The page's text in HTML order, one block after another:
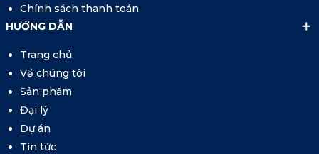
Chính sách thanh toán
HƯỚNG DẪN
Trang chủ
Về chúng tôi
Sản phẩm
Đại lý
Dự án
Tin tức